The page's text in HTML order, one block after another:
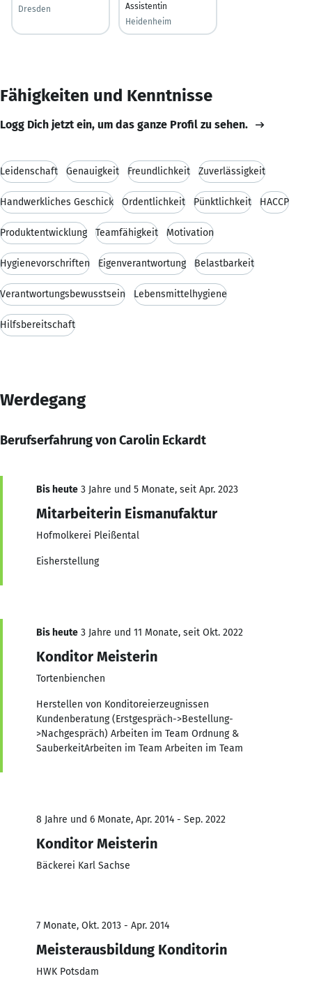
Dresden
Assistentin
Heidenheim
Fähigkeiten und Kenntnisse
Logg Dich jetzt ein, um das ganze Profil zu sehen.
Leidenschaft Genauigkeit Freundlichkeit Zuverlässigkeit
Handwerkliches Geschick Ordentlichkeit Pünktlichkeit HACCP
Produktentwicklung Teamfähigkeit Motivation
Hygienevorschriften Eigenverantwortung Belastbarkeit
Verantwortungsbewusstsein Lebensmittelhygiene
Hilfsbereitschaft
Werdegang
Berufserfahrung von Carolin Eckardt
Bis heute 3 Jahre und 5 Monate, seit Apr. 2023
Mitarbeiterin Eismanufaktur
Hofmolkerei Pleißental
Eisherstellung
Bis heute 3 Jahre und 11 Monate, seit Okt. 2022
Konditor Meisterin
Tortenbienchen
Herstellen von Konditoreierzeugnissen
Kundenberatung (Erstgespräch->Bestellung-
>Nachgespräch) Arbeiten im Team Ordnung &
SauberkeitArbeiten im Team Arbeiten im Team
8 Jahre und 6 Monate, Apr. 2014 - Sep. 2022
Konditor Meisterin
Bäckerei Karl Sachse
7 Monate, Okt. 2013 - Apr. 2014
Meisterausbildung Konditorin
HWK Potsdam